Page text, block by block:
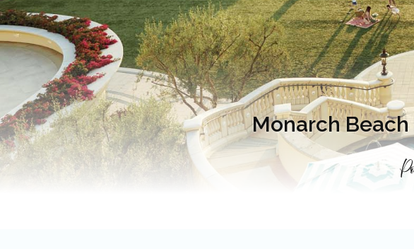
Monarch